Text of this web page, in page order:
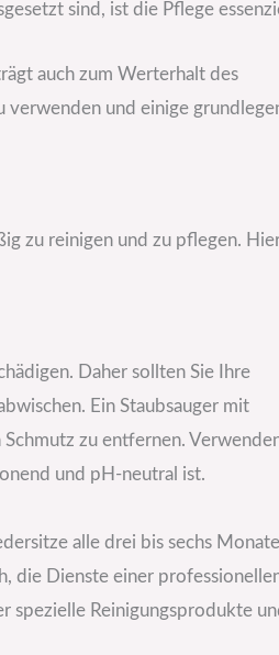
sind, ist die Pflege
auch zum Werterhalt des
verwenden und einige
zu reinigen und zu pflegen.
Daher sollten Sie Ihre
Ein Staubsauger mit
zu entfernen.
und pH-neutral ist.
alle drei bis sechs Monate
die Dienste einer
spezielle Reinigungsprodukte